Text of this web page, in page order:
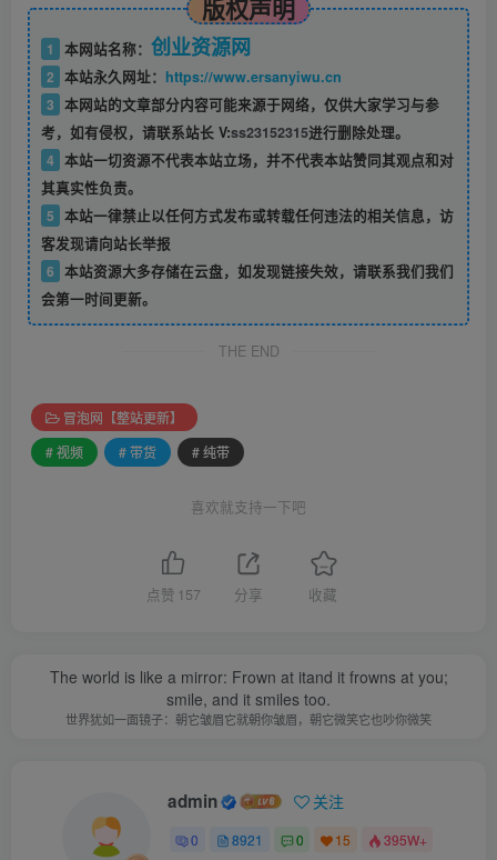
版权声明
1 本网站名称： 创业资源网
2 本站永久网址： https://www.ersanyiwu.cn
3 本网站的文章部分内容可能来源于网络，仅供大家学习与参
考，如有侵权，请联系站长 V:ss23152315进行删除处理。
4 本站一切资源不代表本站立场，并不代表本站赞同其观点和对
其真实性负责。
5 本站一律禁止以任何方式发布或转载任何违法的相关信息，访
客发现请向站长举报
6 本站资源大多存储在云盘，如发现链接失效，请联系我们我们
会第一时间更新。
THE END
冒泡网【整站更新】
# 视频
# 带货 # 纯带
喜欢就支持一下吧
点赞 157 分享 收藏
The world is like a mirror: Frown at itand it frowns at you;
smile, and it smiles too.
世界犹如一面镜子：朝它皱眉它就朝你皱眉，朝它微笑它也吵你微笑
admin 关注
0 8921 0 15 395W+